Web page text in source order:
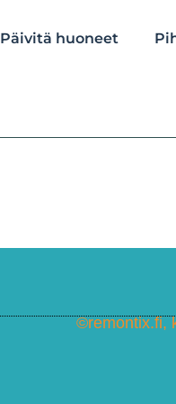
Päivitä huoneet
©remontix.fi,